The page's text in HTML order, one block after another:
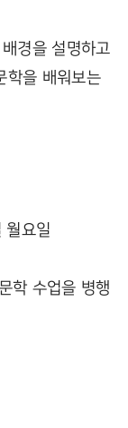
경을 설명하고
학을 배워보는
요일
학 수업을 병행